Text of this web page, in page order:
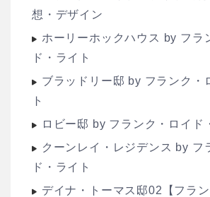
想・デザイン
ホーリーホックハウス by フラ
ド・ライト
ブラッドリー邸 by フランク・
ト
ロビー邸 by フランク・ロイド
クーンレイ・レジデンス by フ
ド・ライト
デイナ・トーマス邸02【フラ